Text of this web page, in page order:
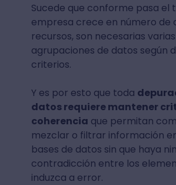
Sucede que conforme pasa el
empresa crece en número de
recursos, son necesarias varias
agrupaciones de datos según
criterios.
Y es por esto que toda
datos requiere mantener
coherencia que permitan
mezclar o filtrar información
bases de datos sin que haya
contradicción entre los
induzca a error.